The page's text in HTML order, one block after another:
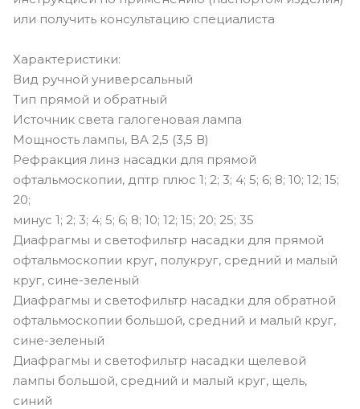
или получить консультацию специалиста
Характеристики:
Вид ручной универсальный
Тип прямой и обратный
Источник света галогеновая лампа
Мощность лампы, BA 2,5 (3,5 В)
Рефракция линз насадки для прямой
офтальмоскопии, дптр плюс 1; 2; 3; 4; 5; 6; 8; 10; 12; 15;
20;
минус 1; 2; 3; 4; 5; 6; 8; 10; 12; 15; 20; 25; 35
Диафрагмы и светофильтр насадки для прямой
офтальмоскопии круг, полукруг, средний и малый
круг, сине-зеленый
Диафрагмы и светофильтр насадки для обратной
офтальмоскопии большой, средний и малый круг,
сине-зеленый
Диафрагмы и светофильтр насадки щелевой
лампы большой, средний и малый круг, щель,
синий